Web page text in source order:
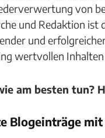
von
und Redaktion
und
wertvollen
am besten tun?
Blogeinträge